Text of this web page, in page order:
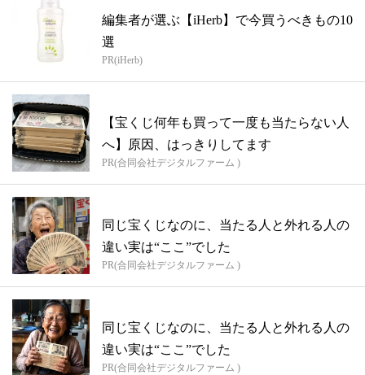
編集者が選ぶ【iHerb】で今買うべきもの10
選
PR(iHerb)
【宝くじ何年も買って一度も当たらない人
へ】原因、はっきりしてます
PR(合同会社デジタルファーム )
同じ宝くじなのに、当たる人と外れる人の
違い実は“ここ”でした
PR(合同会社デジタルファーム )
同じ宝くじなのに、当たる人と外れる人の
違い実は“ここ”でした
PR(合同会社デジタルファーム )